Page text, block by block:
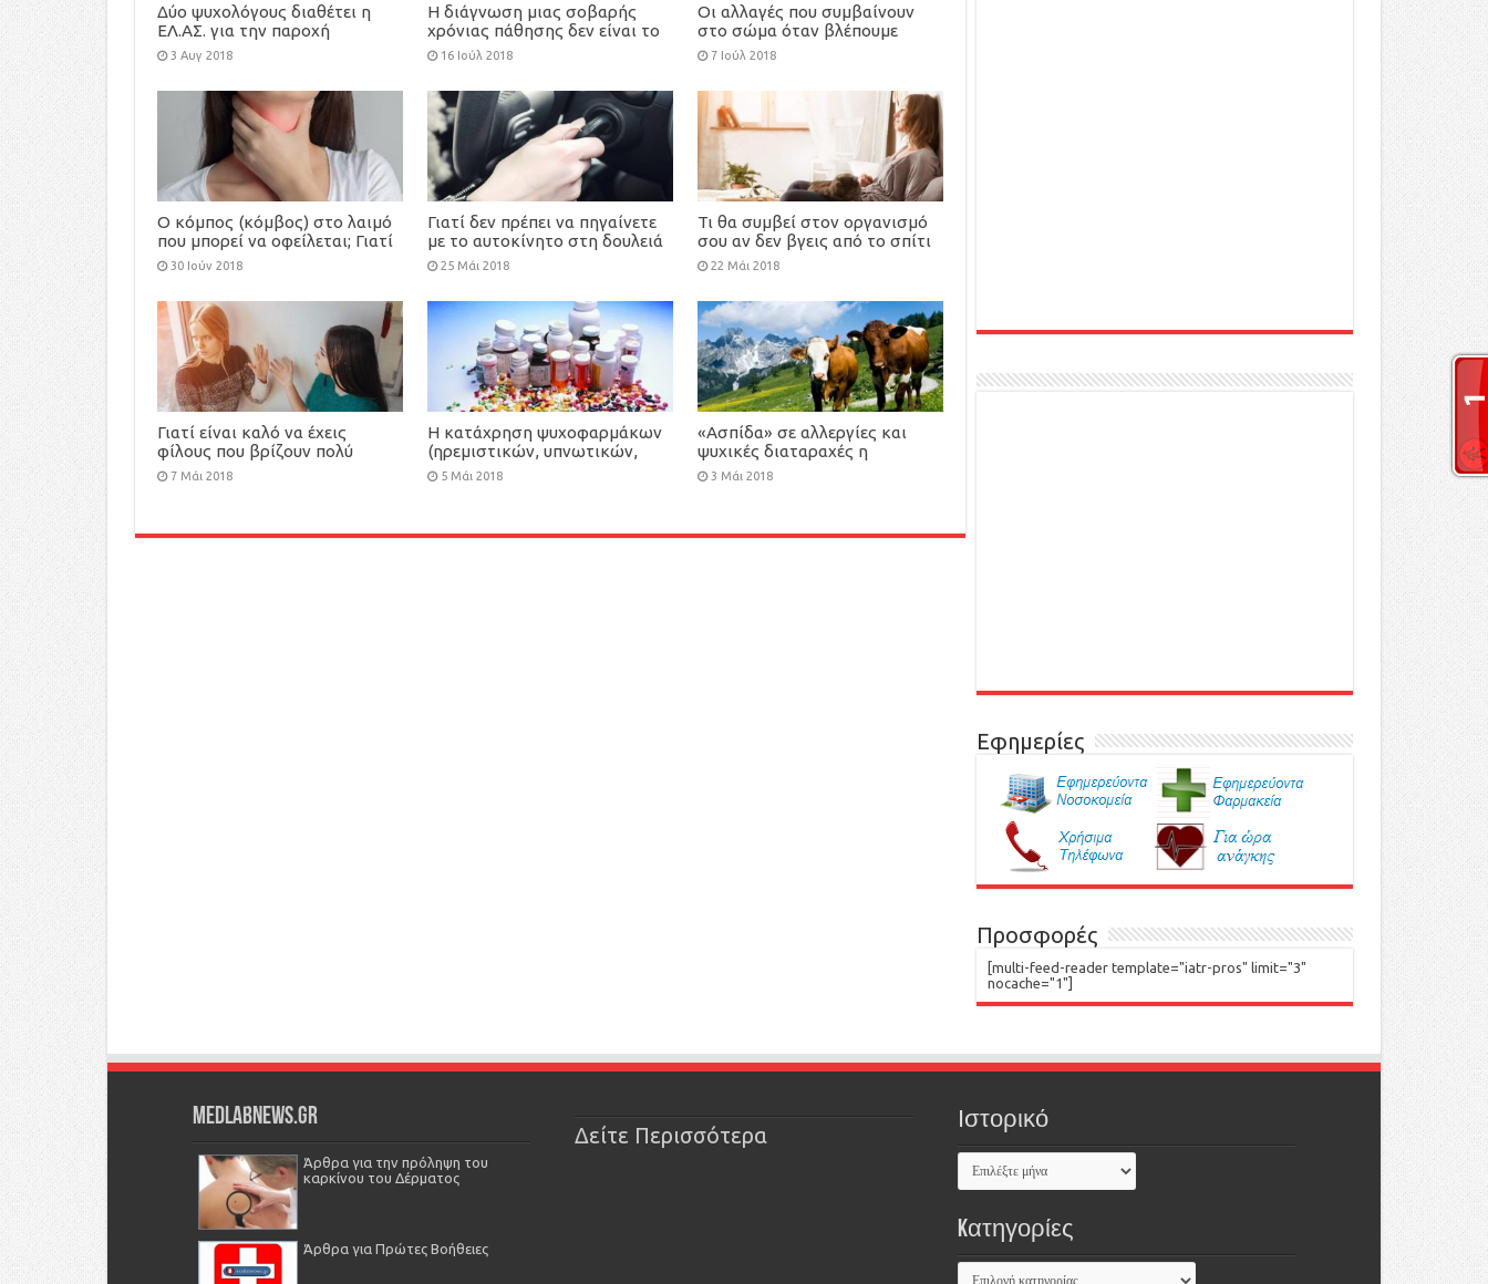
Δύο ψυχολόγους διαθέτει η
ΕΛ.ΑΣ. για την παροχή
ψυχολογικής υποστήριξης
στους πληγέντες
3 Αυγ 2018
Η διάγνωση μιας σοβαρής
χρόνιας πάθησης δεν είναι το
… τέλος του κόσμου
16 Ιούλ 2018
Οι αλλαγές που συμβαίνουν
στο σώμα όταν βλέπουμε
θρίλερ
7 Ιούλ 2018
Ο κόμπος (κόμβος) στο λαιμό
που μπορεί να οφείλεται; Γιατί
απαιτείται πλήρης έλεγχος;
30 Ιούν 2018
Γιατί δεν πρέπει να πηγαίνετε
με το αυτοκίνητο στη δουλειά
25 Μάι 2018
Τι θα συμβεί στον οργανισμό
σου αν δεν βγεις από το σπίτι
μια ολόκληρη μέρα
22 Μάι 2018
Γιατί είναι καλό να έχεις
φίλους που βρίζουν πολύ
-Ψυχολόγοι εξηγούν τα
7 Μάι 2018
Η κατάχρηση ψυχοφαρμάκων
(ηρεμιστικών, υπνωτικών,
αγχολυτικών κλπ) οδηγούν σε
5 Μάι 2018
«Ασπίδα» σε αλλεργίες και
ψυχικές διαταραχές η
διαβίωση κοντά σε ζώα
3 Μάι 2018
Εφημερίες
Προσφορές
[multi-feed-reader template="iatr-pros" limit="3"
nocache="1"]
Medlabnews.gr
Άρθρα για την πρόληψη του
καρκίνου του Δέρματος
Άρθρα για Πρώτες Βοήθειες
Δείτε Περισσότερα
Ιστορικό
Kατηγορίες